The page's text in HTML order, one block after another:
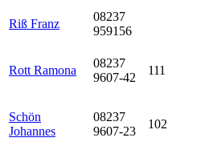
Riß Franz
08237
959156
Rott Ramona
08237
9607-42
111
Schön
Johannes
08237
9607-23
102